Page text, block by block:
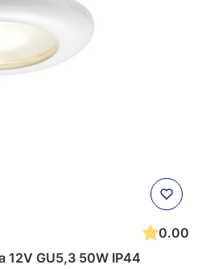
0.00
ACUA wpuszczana biała 12V GU5,3 50W IP44